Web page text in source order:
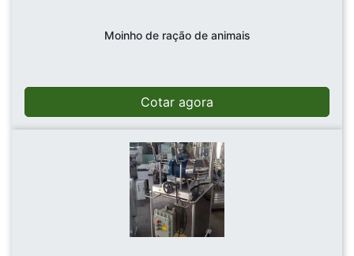
Moinho de ração de animais
Cotar agora